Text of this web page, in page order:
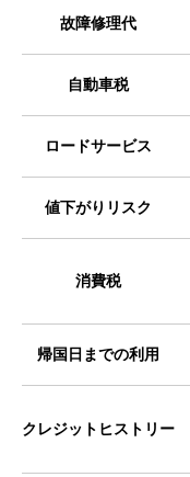
故障修理代
自動車税
ロードサービス
値下がりリスク
消費税
帰国日までの利用
クレジットヒストリー